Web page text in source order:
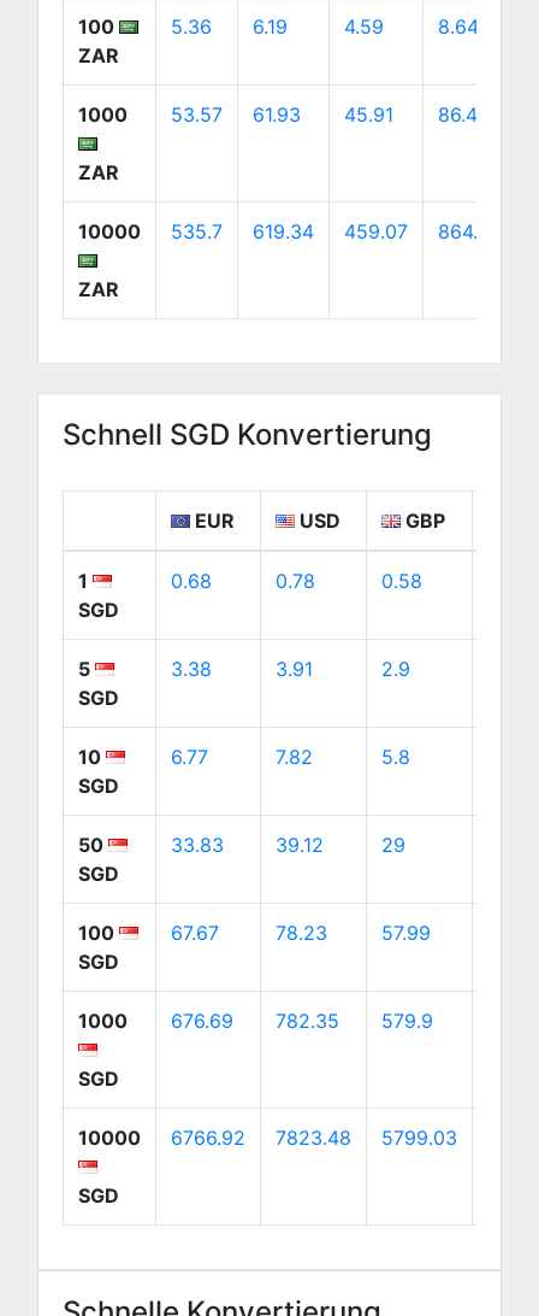
100
ZAR
5.36 6.19 4.59 8.64
1000
ZAR
53.57 61.93 45.91 86.43
10000
ZAR
535.7 619.34 459.07 864.32
Schnell SGD Konvertierung
EUR USD GBP
1
SGD
0.68 0.78 0.58
5
SGD
3.38 3.91 2.9
10
SGD
6.77 7.82 5.8
50
SGD
33.83 39.12 29
100
SGD
67.67 78.23 57.99
1000
SGD
676.69 782.35 579.9
10000
SGD
6766.92 7823.48 5799.03